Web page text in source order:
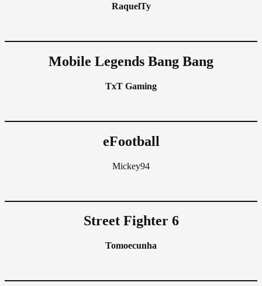
RaquelTy
Mobile Legends Bang Bang
TxT Gaming
eFootball
Mickey94
Street Fighter 6
Tomoecunha